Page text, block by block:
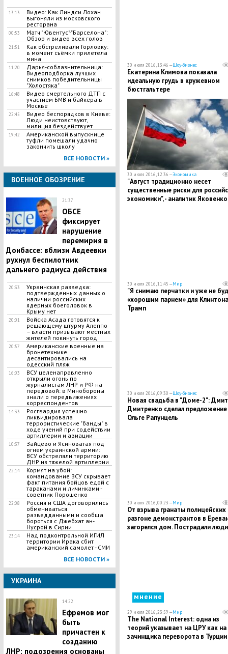
13:13
Видео: Как Линдси Лохан
выгоняли из московского
ресторана
00:53
Матч "Ювентус"-"Барселона":
Обзор и видео всех голов
21:51
Как обстреливали Горловку:
в момент съёмки прилетела
мина
11:20
Дарья-соблазнительница:
Видеоподборка лучших
снимков победительницы
"Холостяка"
16:48
Видео смертельного ДТП с
участием БМВ и байкера в
Москве
22:45
Видео беспорядков в Киеве:
Люди неистовствуют,
милиция бездействует
19:42
Американской выпускнице
туфли помешали удачно
закончить школу
ВСЕ НОВОСТИ »
ВОЕННОЕ ОБОЗРЕНИЕ
21:37
ОБСЕ
фиксирует
нарушение
перемирия в
Донбассе: вблизи Авдеевки
рухнул беспилотник
дальнего радиуса действия
20:33
Украинская разведка:
подтвержденных данных о
наличии российских
ядерных боеголовок в
Крыму нет
20:01
Войска Асада готовятся к
решающему штурму Алеппо
– власти призывают местных
жителей покинуть город
20:57
Американские военные на
бронетехнике
десантировались на
одесский пляж
16:03
ВСУ целенаправленно
открыли огонь по
журналистам ЛНР и РФ на
передовой: в Минобороны
знали о передвижениях
корреспондентов
14:33
Росгвардия успешно
ликвидировала
террористические "банды" в
ходе учений при содействии
артиллерии и авиации
10:37
Зайцево и Ясиноватая под
огнем украинской армии:
ВСУ обстреляли территорию
ДНР из тяжелой артиллерии
22:14
Кормят на убой:
командование ВСУ скрывает
факт питания бойцов едой с
тараканами и личинками -
советник Порошенко
22:08
Россия и США договорились
обмениваться
разведданными и сообща
бороться с Джебхат ан-
Нусрой в Сирии
23:14
Над подконтрольной ИГИЛ
территории Ирака сбит
американский самолет - СМИ
ВСЕ НОВОСТИ »
УКРАИНА
14:22
Ефремов мог
быть
причастен к
созданию
ЛНР: подозрения основаны
30 июля 2016, 13:46 —Шоу-бизнес
Екатерина Климова показала
идеальную грудь в кружевном
бюстгальтере
30 июля 2016, 12:36 —Экономика
"Август традиционно несет
существенные риски для
экономики", - аналитик Яковенко
30 июля 2016, 11:45 —Мир
"Я снимаю перчатки и уже не
«хорошим парнем» для
Трамп
30 июля 2016, 09:30 —Шоу-бизнес
Новая свадьба в "Доме-2":
Дмитренко сделал предложение
Ольге Рапунцель
30 июля 2016, 00:23 —Мир
От взрыва гранаты полицейских
разгоне демонстрантов в
загорелся дом. Пострадали люди
мнение
29 июля 2016, 23:59 —Мир
The National Interest: одна из
теорий указывает на ЦРУ как на
зачинщика переворота в Турции